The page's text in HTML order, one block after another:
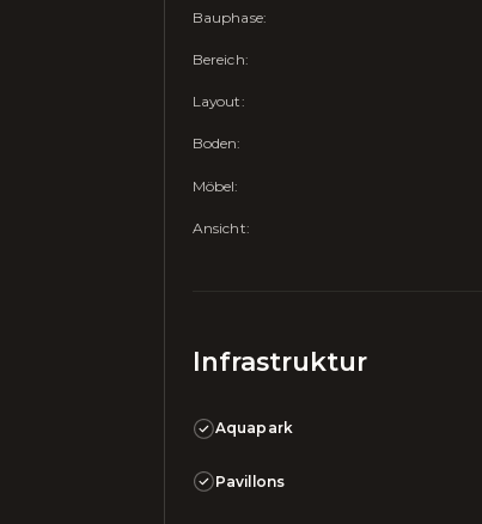
Bauphase:
Bereich:
Layout:
Boden:
Möbel:
Ansicht:
Infrastruktur
Aquapark
Pavillons